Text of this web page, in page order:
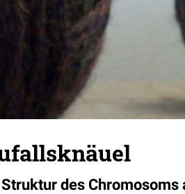
des Chromosoms